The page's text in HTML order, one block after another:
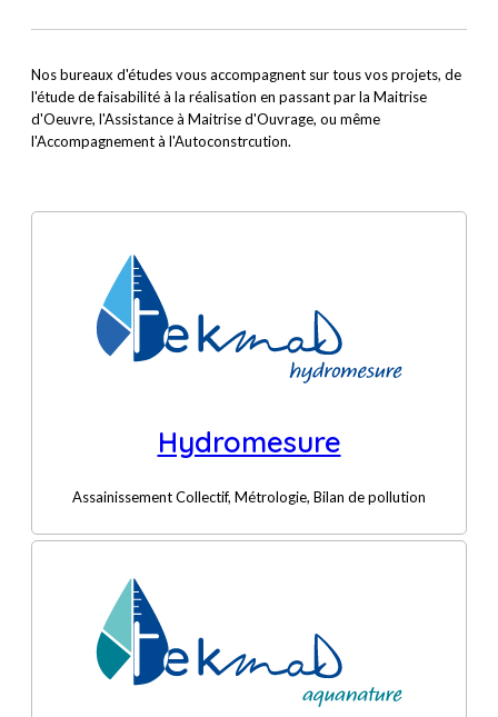
Nos bureaux d'études vous accompagnent sur tous vos projets, de
l'étude de faisabilité à la réalisation en passant par la Maitrise
d'Oeuvre, l'Assistance à Maitrise d'Ouvrage, ou même
l'Accompagnement à l'Autoconstrcution.
Hydromesure
Assainissement Collectif, Métrologie, Bilan de pollution